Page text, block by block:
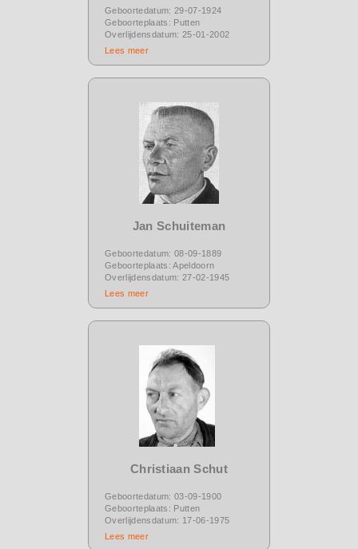
Geboortedatum: 29-07-1924
Geboorteplaats: Putten
Overlijdensdatum: 25-01-2002
Lees meer
Jan Schuiteman
Geboortedatum: 08-09-1889
Geboorteplaats: Apeldoorn
Overlijdensdatum: 27-02-1945
Lees meer
Christiaan Schut
Geboortedatum: 03-09-1900
Geboorteplaats: Putten
Overlijdensdatum: 17-06-1975
Lees meer